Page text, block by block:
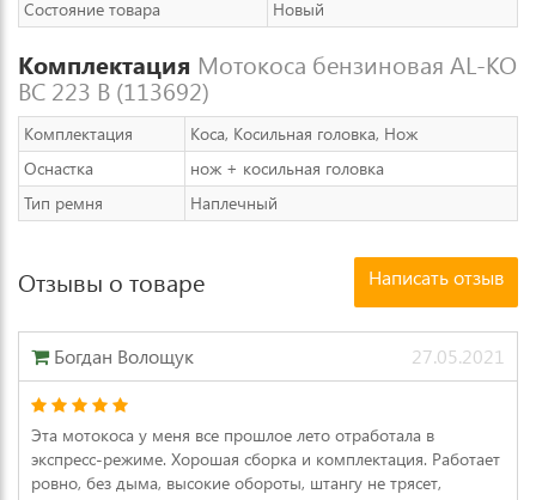
Состояние товара Новый
Комплектация Мотокоса бензиновая AL-KO
BC 223 B (113692)
Комплектация
Коса, Косильная головка, Нож
Оснастка
нож + косильная головка
Тип ремня
Наплечный
Отзывы о товаре Написать отзыв
Богдан Волощук 27.05.2021
Эта мотокоса у меня все прошлое лето отработала в
экспресс-режиме. Хорошая сборка и комплектация. Работает
ровно, без дыма, высокие обороты, штангу не трясет,